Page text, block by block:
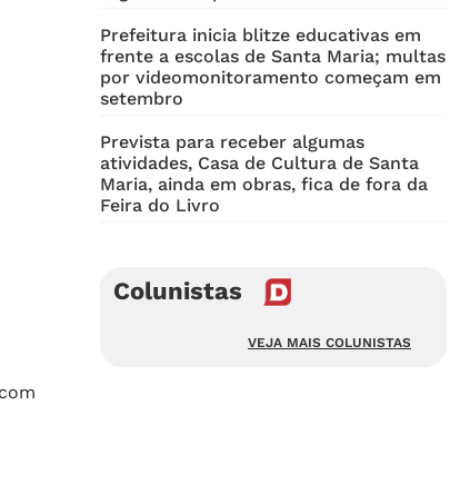
Prefeitura inicia blitze educativas em
frente a escolas de Santa Maria; multas
por videomonitoramento começam em
setembro
Prevista para receber algumas
atividades, Casa de Cultura de Santa
Maria, ainda em obras, fica de fora da
Feira do Livro
Colunistas
VEJA MAIS COLUNISTAS